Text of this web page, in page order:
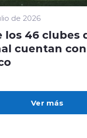
Ver más
de 2026
los 46
cuentan